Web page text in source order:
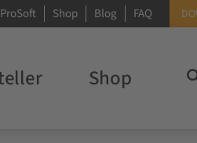
FAQ
Blog
Shop
ProSoft
Shop